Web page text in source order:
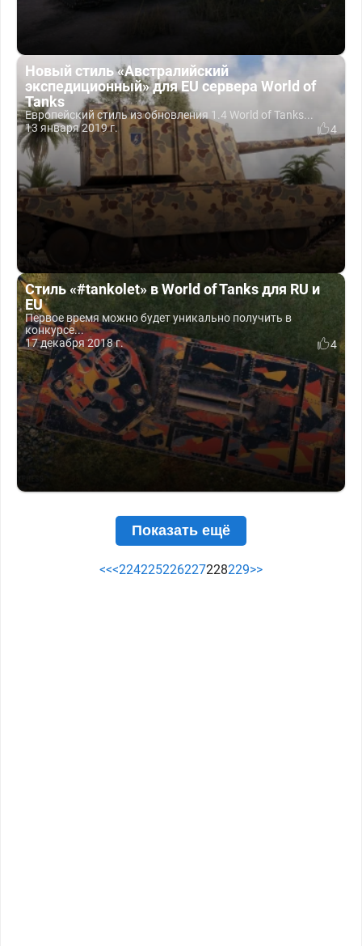
Новый стиль «Австралийский
экспедиционный» для EU сервера World of
Tanks
Европейский стиль из обновления 1.4 World of Tanks...
13 января 2019 г.
4
Cтиль «#tankolet» в World of Tanks для RU и
EU
Первое время можно будет уникально получить в
конкурсе...
17 декабря 2018 г.
4
Показать ещё
<<<224225226227228229>>